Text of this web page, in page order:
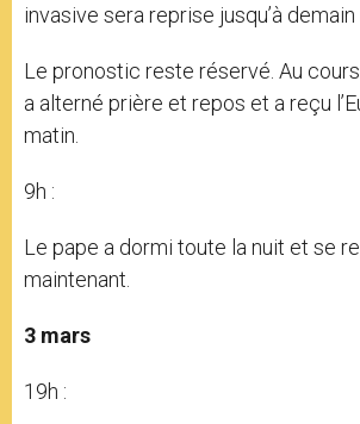
invasive sera reprise jusqu’à demain
Le pronostic reste réservé. Au
a alterné prière et repos et a reçu
matin.
9h :
Le pape a dormi toute la nuit et se
maintenant.
3 mars
19h :